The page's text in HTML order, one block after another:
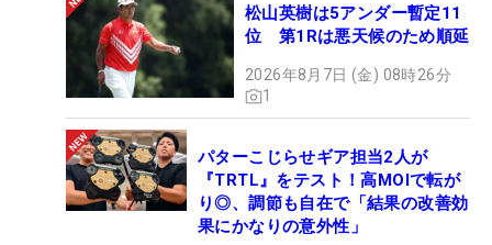
松山英樹は5アンダー暫定11
位 第1Rは悪天候のため順延
2026年8月7日 (金) 08時26分
1
パターこじらせギア担当2人が
『TRTL』をテスト！高MOIで転が
り◎、調節も自在で「結果の改善効
果にかなりの意外性」